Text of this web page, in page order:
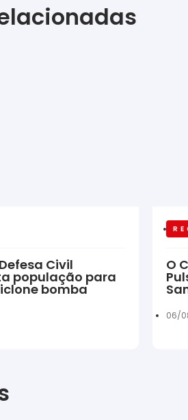
Defesa Civil
população para
bomba
O
06/